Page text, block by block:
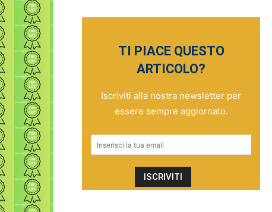
TI PIACE QUESTO
ARTICOLO?
Iscriviti alla nostra newsletter per
essere sempre aggiornato.